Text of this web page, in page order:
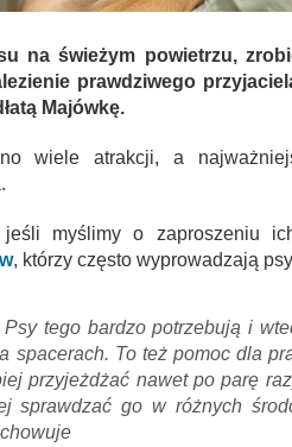
na świeżym powietrzu,
prawdziwego
Majówkę.
wiele atrakcji, a
myślimy o zaproszeniu
, którzy często wyprowadzają
tego bardzo potrzebują i
spacerach. To też pomoc dla
przyjeżdżać nawet po parę
sprawdzać go w różnych